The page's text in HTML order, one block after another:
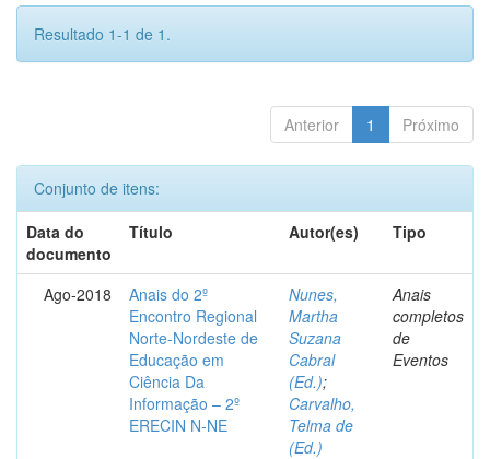
Resultado 1-1 de 1.
Anterior 1 Próximo
Conjunto de itens:
Data do
documento
Título Autor(es) Tipo
Ago-2018
Anais do 2º
Encontro Regional
Norte-Nordeste de
Educação em
Ciência Da
Informação – 2º
ERECIN N-NE
Nunes,
Martha
Suzana
Cabral
(Ed.);
Carvalho,
Telma de
(Ed.)
Anais
completos
de
Eventos